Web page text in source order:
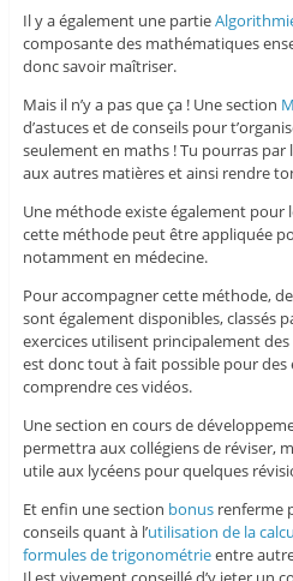
Il y a également une partie
composante des mathématiques
donc savoir maîtriser.
Mais il n’y a pas que ça ! Une section
d’astuces et de conseils pour
seulement en maths ! Tu pourras
aux autres matières et ainsi rendre
Une méthode existe également pour
cette méthode peut être appliquée
notamment en médecine.
Pour accompagner cette méthode,
sont également disponibles, classés
exercices utilisent principalement
est donc tout à fait possible pour des
comprendre ces vidéos.
Une section en cours de
permettra aux collégiens de réviser,
utile aux lycéens pour quelques
Et enfin une section bonusrenferme
conseils quant à l’utilisation de la
formules de trigonométrieentre